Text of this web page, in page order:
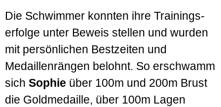
Die Schwimmer konnten ihre Trainings­
erfolge unter Beweis stellen und wurden
mit persön­lichen Best­zeiten und
Medaillen­rängen belohnt. So erschwamm
sich Sophie über 100m und 200m Brust
die Gold­medaille, über 100m Lagen